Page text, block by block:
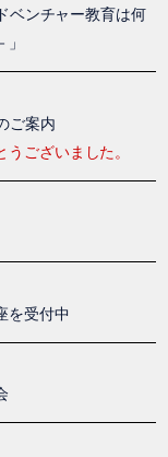
ベンチャー教育は何
ご案内
ございました。
を受付中